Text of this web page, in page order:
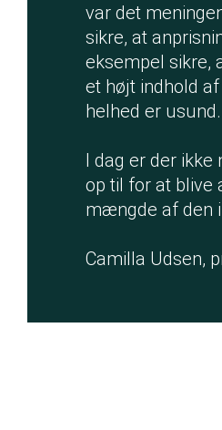
var det
sikre, at
eksempel sikre,
et højt indhold
helhed er
I dag er der ikke
op til for at blive
mængde af den
Camilla Udsen,